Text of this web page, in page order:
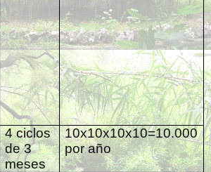
4 ciclos
de 3
meses
10x10x10x10=10.000
por año